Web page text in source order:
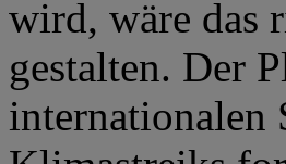
wird, wäre das
gestalten. Der
internationalen